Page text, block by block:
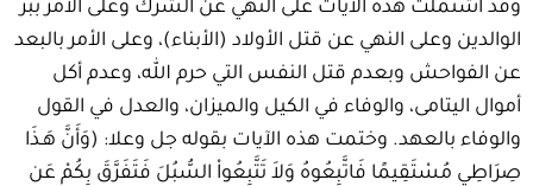
وقد اشتملت هذه الآيات على النهي عن الشرك وعلى الأمر ببر
الوالدين وعلى النهي عن قتل الأولاد (الأبناء)، وعلى الأمر بالبعد
عن الفواحش وبعدم قتل النفس التي حرم الله، وعدم أكل
أموال اليتامى، والوفاء في الكيل والميزان، والعدل في القول
والوفاء بالعهد. وختمت هذه الآيات بقوله جل وعلا: (وَأَنَّ هَـذَا
صِرَاطِي مُسْتَقِيمًا فَاتَّبِعُوهُ وَلاَ تَتَّبِعُواْ السُّبُلَ فَتَفَرَّقَ بِكُمْ عَن